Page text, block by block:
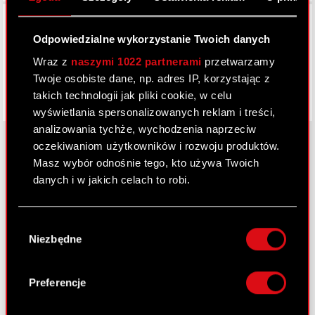
Odpowiedzialne wykorzystanie Twoich danych
Wraz z naszymi 1022 partnerami przetwarzamy
Twoje osobiste dane, np. adres IP, korzystając z
takich technologii jak pliki cookie, w celu
wyświetlania spersonalizowanych reklam i treści,
analizowania tychże, wychodzenia naprzeciw
oczekiwaniom użytkowników i rozwoju produktów.
Masz wybór odnośnie tego, kto używa Twoich
danych i w jakich celach to robi.
Gromadzić dane dotyczące Twojej
lokalizacji geograficznej z dokładnością nawet
Identyfikować Twoje urządzenie, aktywnie
analizując charakteryzującego je zbiory
zgody
Niezbędne
Preferencje
Facebook
O CD PROJEKT
Grupa Kapitałowa
Nasz biznes
Zrównoważony rozwój